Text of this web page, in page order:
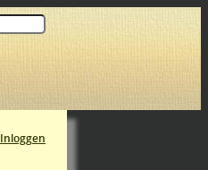
Inloggen